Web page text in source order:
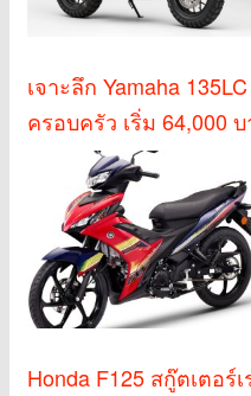
เจาะลึก Yamaha
ครอบครัว เริ่ม 64,000
Honda F125 สกู๊ตเตอร์